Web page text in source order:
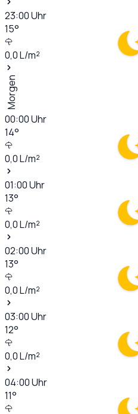
23:00Uhr
15°
0,0L/m²
Morgen
00:00Uhr
14°
0,0L/m²
01:00Uhr
13°
0,0L/m²
02:00Uhr
13°
0,0L/m²
03:00Uhr
12°
0,0L/m²
04:00Uhr
11°